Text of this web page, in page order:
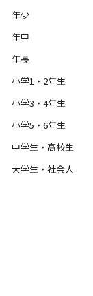
年少
年中
年長
小学1・2年生
小学3・4年生
小学5・6年生
中学生・高校生
大学生・社会人